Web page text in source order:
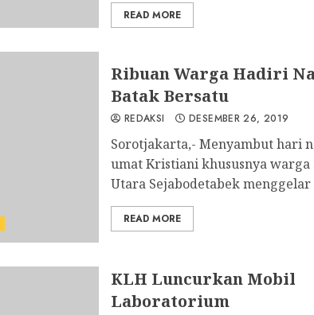
READ MORE
Ribuan Warga Hadiri
Batak Bersatu
REDAKSI DESEMBER 26, 2019
Sorotjakarta,- Menyambut hari
umat Kristiani khususnya warga
Utara Sejabodetabek menggelar
READ MORE
KLH Luncurkan Mobil
Laboratorium